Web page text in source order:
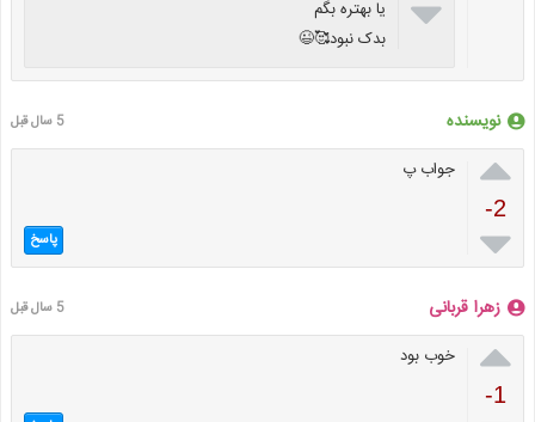

یا بهتره بگم
بدک نبود🥰😉
نویسنده 5 سال قبل

-2

جواب پ
پاسخ
زهرا قربانی 5 سال قبل

-1
خوب بود